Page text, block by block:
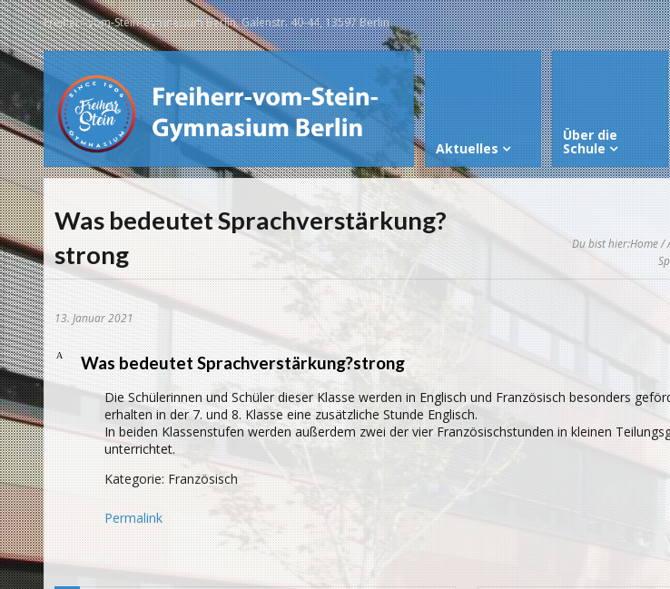
Freiherr-vom-Stein-Gymnasium Berlin, Galenstr. 40-44, 13597 Berlin
Aktuelles
Über die
Schule
Was bedeutet Sprachverstärkung?
strong
Du bist hier:Home/
13. Januar 2021
A Was bedeutet Sprachverstärkung?strong
Die Schülerinnen und Schüler dieser Klasse werden in Englisch und Französisch besonders
erhalten in der 7. und 8. Klasse eine zusätzliche Stunde Englisch.
In beiden Klassenstufen werden außerdem zwei der vier Französischstunden in kleinen
unterrichtet.
Kategorie: Französisch
Permalink